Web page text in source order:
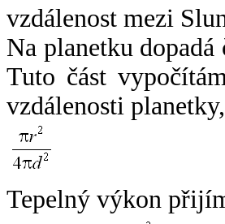
vzdálenost mezi
Na planetku
Tuto část
vzdálenosti
Tepelný výkon